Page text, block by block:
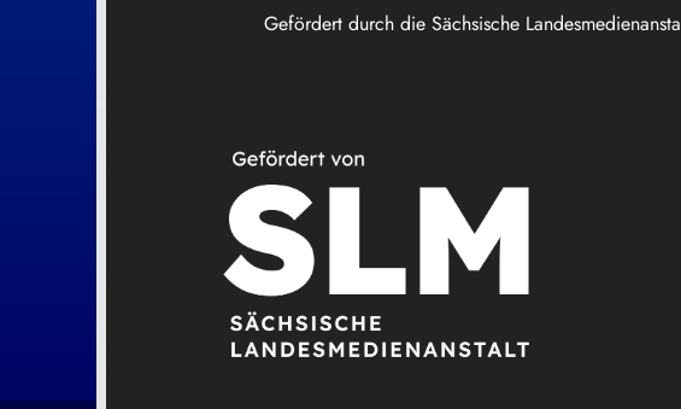
Gefördert durch die Sächsische